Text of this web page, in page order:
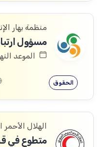
منظمة بهار
مسؤول
الموعد النهائي:
الحقوق
الهلال
متطوع في